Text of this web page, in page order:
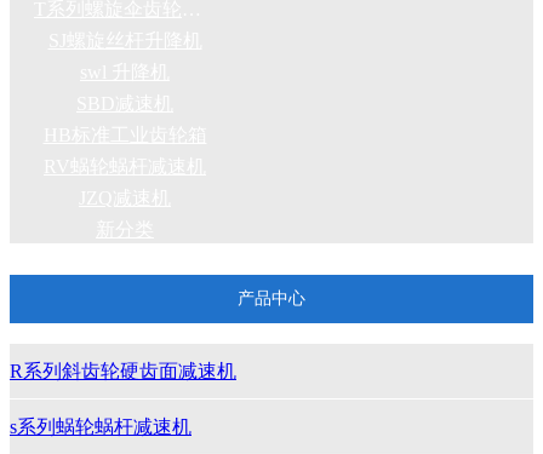
产品中心
R系列斜齿轮硬齿面减速机
s系列蜗轮蜗杆减速机